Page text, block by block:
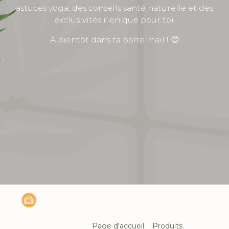
astuces yoga, des conseils santé naturelle et des
exclusivités rien que pour toi.
À bientôt dans ta boîte mail ! 😊
Page d'accueil Produits